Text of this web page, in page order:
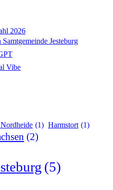
2026
Samtgemeinde Jesteburg
Vibe
(1) Harmstort (1)
(2)
(5)